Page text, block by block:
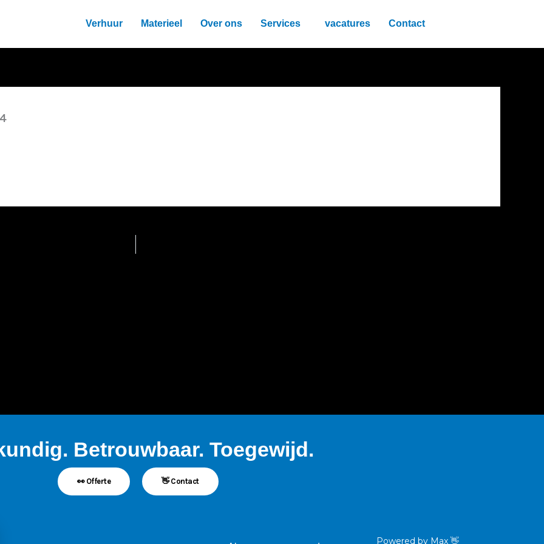
Verhuur Materieel Over ons Services vacatures Contact
Betrouwbaar. Toegewijd.
👀 Offerte 👋 Contact
Powered by Max 👋